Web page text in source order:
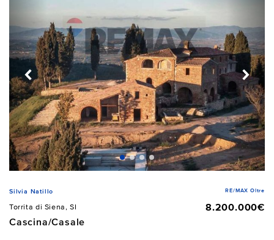
Silvia Natillo RE/MAX Oltre
Torrita di Siena, SI
8.200.000€
Cascina/Casale